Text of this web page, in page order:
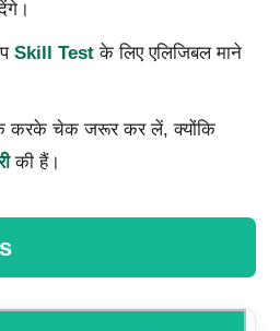
Skill Testके लिए एलिजिबल माने
करके चेक जरूर कर लें, क्योंकि
की हैं।